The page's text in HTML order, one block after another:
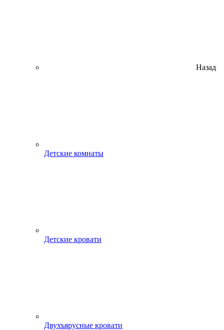
Назад
Детские комнаты
Детские кровати
Двухъярусные кровати